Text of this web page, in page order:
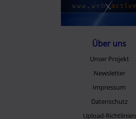
Über uns
Unser Projekt
Newsletter
Impressum
Datenschutz
Upload-Richtlinien